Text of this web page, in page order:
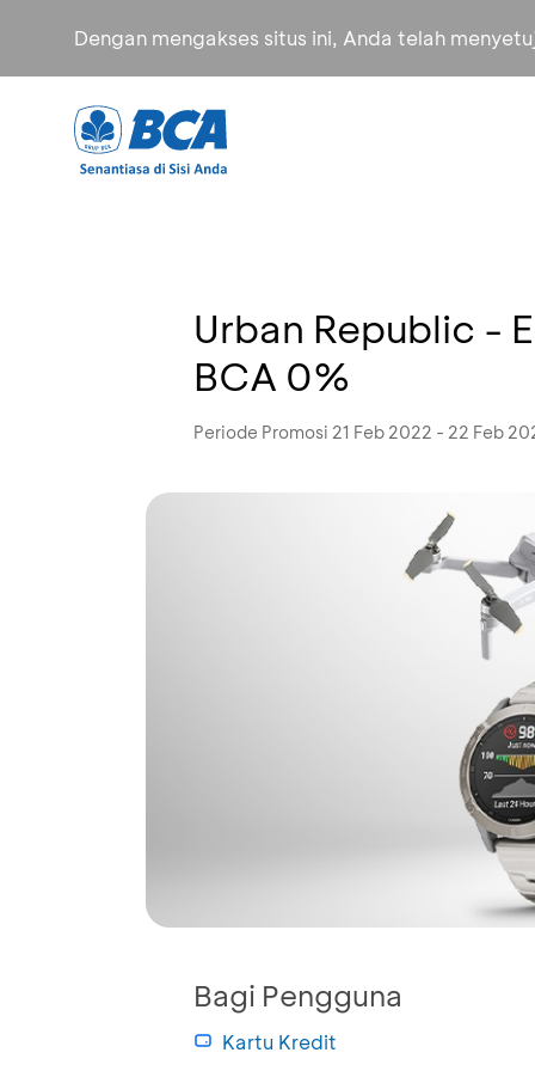
Dengan mengakses situs ini, Anda telah
Urban Republic -
BCA 0%
Periode Promosi 21 Feb 2022 - 22 Feb
Bagi Pengguna
Kartu Kredit